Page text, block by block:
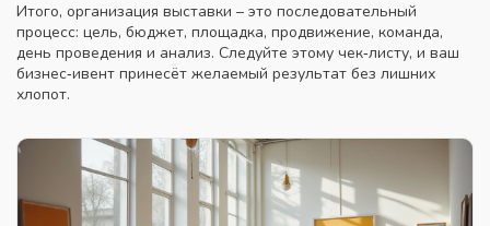
Итого, организация выставки – это последовательный
процесс: цель, бюджет, площадка, продвижение, команда,
день проведения и анализ. Следуйте этому чек‑листу, и ваш
бизнес‑ивент принесёт желаемый результат без лишних
хлопот.